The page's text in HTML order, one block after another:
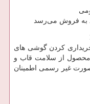
کردن گوشی های
محصول از سلامت قاب و
غیر رسمی اطمینان